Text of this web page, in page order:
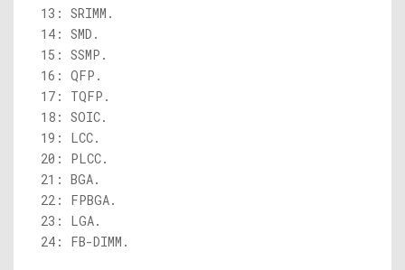
13: SRIMM.
14: SMD.
15: SSMP.
16: QFP.
17: TQFP.
18: SOIC.
19: LCC.
20: PLCC.
21: BGA.
22: FPBGA.
23: LGA.
24: FB-DIMM.